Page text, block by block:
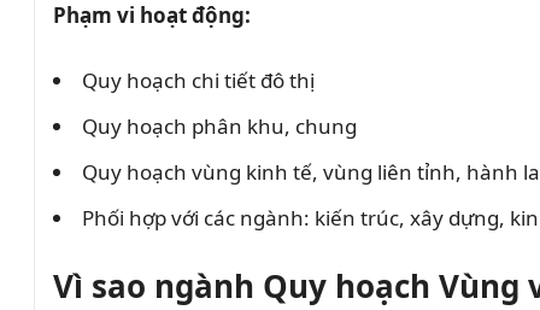
Phạm vi hoạt động:
Quy hoạch chi tiết đô thị
Quy hoạch phân khu, chung
Quy hoạch vùng kinh tế, vùng liên tỉnh, hành
Phối hợp với các ngành: kiến trúc, xây dựng,
Vì sao ngành Quy hoạch